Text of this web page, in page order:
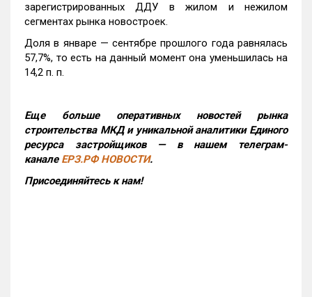
зарегистрированных ДДУ в жилом и нежилом
сегментах рынка новостроек.
Доля в январе — сентябре прошлого года равнялась
57,7%, то есть на данный момент она уменьшилась на
14,2 п. п.
Еще больше оперативных новостей рынка
строительства МКД и уникальной аналитики Единого
ресурса застройщиков — в нашем телеграм-
канале ЕРЗ.РФ НОВОСТИ.
Присоединяйтесь к нам!